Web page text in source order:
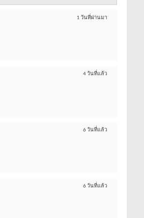
1 วันที่ผ่านมา
4 วันที่แล้ว
6 วันที่แล้ว
6 วันที่แล้ว